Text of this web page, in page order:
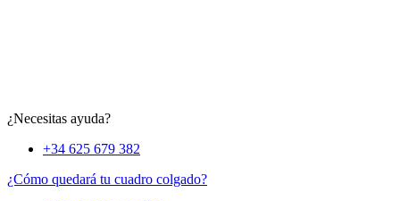
¿Necesitas ayuda?
+34 625 679 382
¿Cómo quedará tu cuadro colgado?